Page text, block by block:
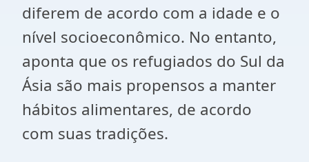
diferem de acordo com a idade e o
nível socioeconômico. No entanto,
aponta que os refugiados do Sul da
Ásia são mais propensos a manter
hábitos alimentares, de acordo
com suas tradições.